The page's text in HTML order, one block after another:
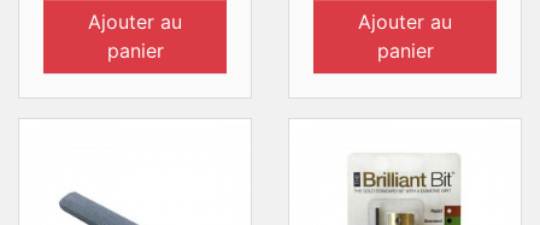
Ajouter au
panier
Ajouter au
panier